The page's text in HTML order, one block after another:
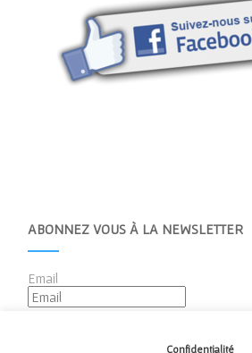
ABONNEZ VOUS À LA NEWSLETTER
Email
Confidentialité